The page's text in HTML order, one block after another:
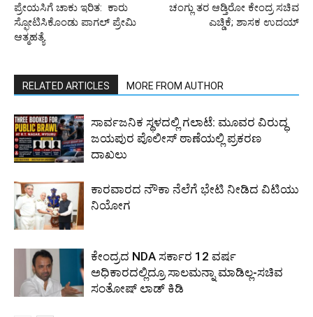
ಪ್ರೇಯಸಿಗೆ ಚಾಕು ಇರಿತ: ಕಾರು
ಸ್ಫೋಟಿಸಿಕೊಂಡು ಪಾಗಲ್ ಪ್ರೇಮಿ
ಆತ್ಮಹತ್ಯೆ
ಚಂಗ್ಲು ತರ ಆಡ್ತಿರೋ ಕೇಂದ್ರ ಸಚಿವ
ಎಚ್ಡಿಕೆ; ಶಾಸಕ ಉದಯ್
RELATED ARTICLES MORE FROM AUTHOR
ಸಾರ್ವಜನಿಕ ಸ್ಥಳದಲ್ಲಿ ಗಲಾಟೆ: ಮೂವರ ವಿರುದ್ಧ
ಜಯಪುರ ಪೊಲೀಸ್ ಠಾಣೆಯಲ್ಲಿ ಪ್ರಕರಣ
ದಾಖಲು
ಕಾರವಾರದ ನೌಕಾ ನೆಲೆಗೆ ಭೇಟಿ ನೀಡಿದ ವಿಟಿಯು
ನಿಯೋಗ
ಕೇಂದ್ರದ NDA ಸರ್ಕಾರ 12 ವರ್ಷ
ಅಧಿಕಾರದಲ್ಲಿದ್ರೂ ಸಾಲಮನ್ನಾ ಮಾಡಿಲ್ಲ-ಸಚಿವ
ಸಂತೋಷ್ ಲಾಡ್ ಕಿಡಿ